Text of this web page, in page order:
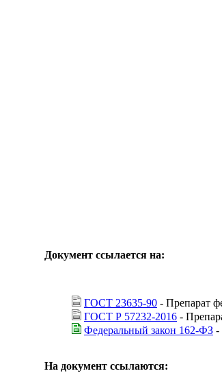
Документ ссылается на:
ГОСТ 23635-90 - Препарат
ГОСТ Р 57232-2016 -
Федеральный закон 162-ФЗ -
На документ ссылаются: